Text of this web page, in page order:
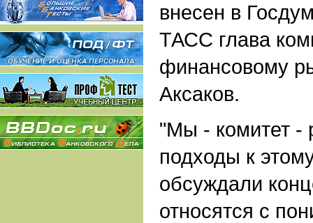
внесен в
ТАСС глава
финансовому
Аксаков.
"Мы - комитет -
подходы к
обсуждали
относятся с